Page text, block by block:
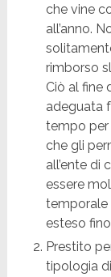
che vine
all’anno.
rimborso
Ciò al fine
adeguata
tempo per
che gli
all’ente di
essere
temporale
esteso
Prestito
tipologia